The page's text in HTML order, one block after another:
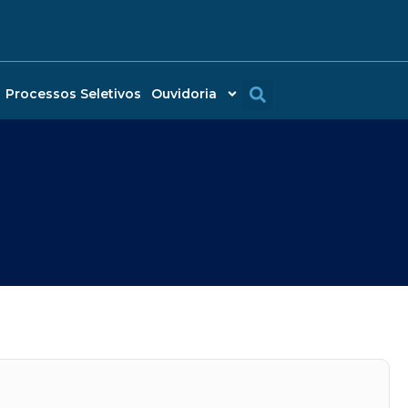
Processos Seletivos Ouvidoria